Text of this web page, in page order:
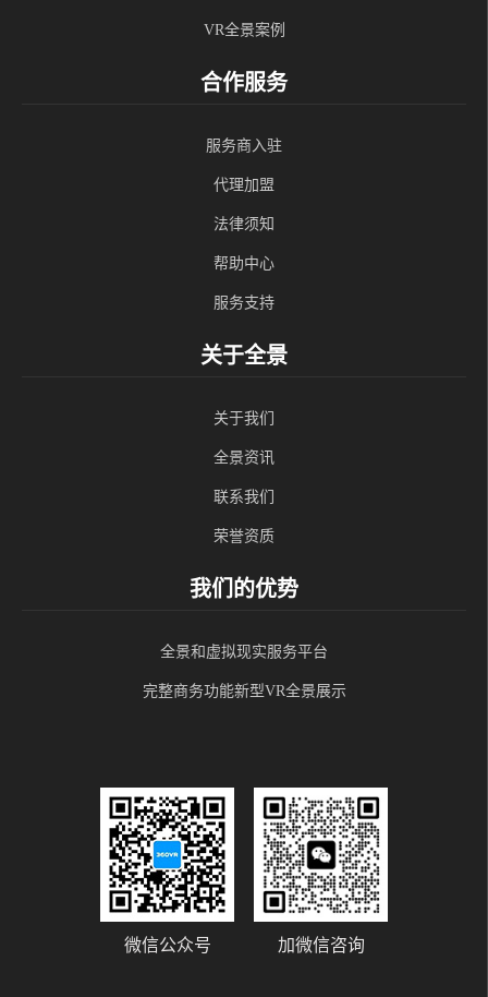
VR全景案例
合作服务
服务商入驻
代理加盟
法律须知
帮助中心
服务支持
关于全景
关于我们
全景资讯
联系我们
荣誉资质
我们的优势
全景和虚拟现实服务平台
完整商务功能新型VR全景展示
微信公众号 加微信咨询